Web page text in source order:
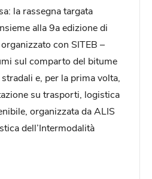
la rassegna targata
alla 9a edizione di
con SITEB –
sul comparto del bitume
e, per la prima volta,
su trasporti, logistica
organizzata da ALIS
dell’Intermodalità